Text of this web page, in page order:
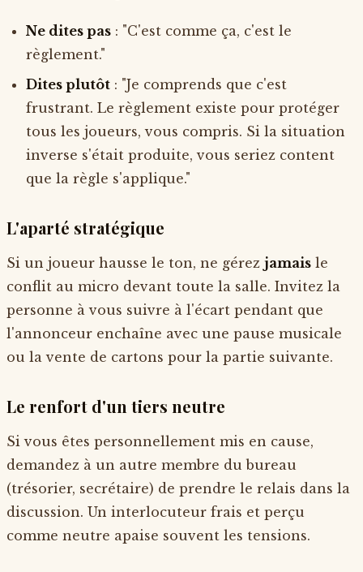
Ne dites pas : "C'est comme ça, c'est le
règlement."
Dites plutôt : "Je comprends que c'est
frustrant. Le règlement existe pour protéger
tous les joueurs, vous compris. Si la situation
inverse s'était produite, vous seriez content
que la règle s'applique."
L'aparté stratégique
Si un joueur hausse le ton, ne gérez jamais le
conflit au micro devant toute la salle. Invitez la
personne à vous suivre à l'écart pendant que
l'annonceur enchaîne avec une pause musicale
ou la vente de cartons pour la partie suivante.
Le renfort d'un tiers neutre
Si vous êtes personnellement mis en cause,
demandez à un autre membre du bureau
(trésorier, secrétaire) de prendre le relais dans la
discussion. Un interlocuteur frais et perçu
comme neutre apaise souvent les tensions.